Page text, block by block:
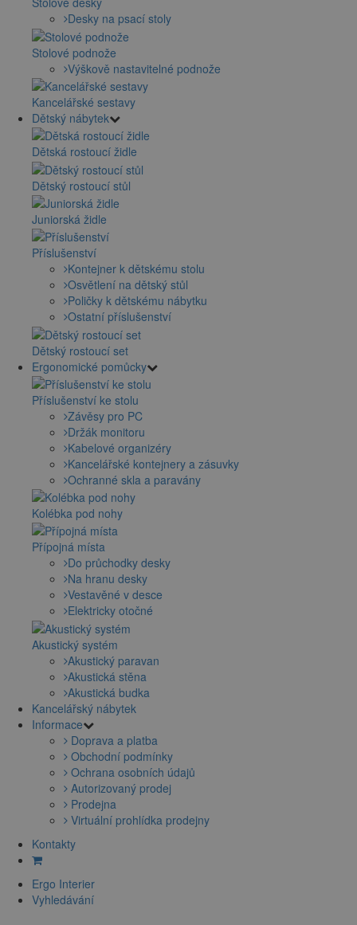
Desky na psací stoly
Stolové podnože
Výškově nastavitelné podnože
Kancelářské sestavy
Dětský nábytek
Dětská rostoucí židle
Dětský rostoucí stůl
Juniorská židle
Příslušenství
Kontejner k dětskému stolu
Osvětlení na dětský stůl
Poličky k dětskému nábytku
Ostatní příslušenství
Dětský rostoucí set
Ergonomické pomůcky
Příslušenství ke stolu
Závěsy pro PC
Držák monitoru
Kabelové organizéry
Kancelářské kontejnery a zásuvky
Ochranné skla a paravány
Kolébka pod nohy
Přípojná místa
Do průchodky desky
Na hranu desky
Vestavěné v desce
Elektricky otočné
Akustický systém
Akustický paravan
Akustická stěna
Akustická budka
Kancelářský nábytek
Informace
Doprava a platba
Obchodní podmínky
Ochrana osobních údajů
Autorizovaný prodej
Prodejna
Virtuální prohlídka prodejny
Kontakty
Ergo Interier
Vyhledávání